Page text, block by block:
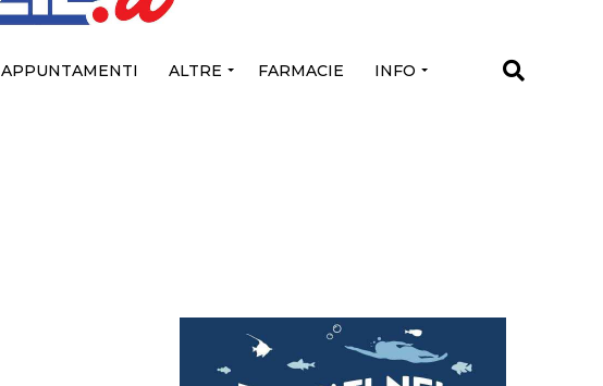
APPUNTAMENTI ALTRE FARMACIE INFO